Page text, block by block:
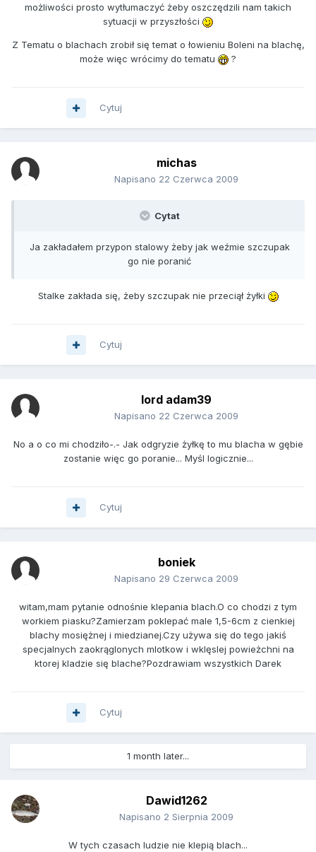
możliwości prosto wytłumaczyć żeby oszczędzili nam takich
sytuacji w przyszłości
Z Tematu o blachach zrobił się temat o łowieniu Boleni na blachę,
może więc wrócimy do tematu
?
Cytuj
michas
Napisano 22 Czerwca 2009
Cytat
Ja zakładałem przypon stalowy żeby jak weźmie szczupak
go nie poranić
Stalke zakłada się, żeby szczupak nie przeciął żyłki
Cytuj
lord adam39
Napisano 22 Czerwca 2009
No a o co mi chodziło-.- Jak odgryzie żyłkę to mu blacha w gębie
zostanie więc go poranie... Myśl logicznie...
Cytuj
boniek
Napisano 29 Czerwca 2009
witam,mam pytanie odnośnie klepania blach.O co chodzi z tym
workiem piasku?Zamierzam poklepać male 1,5-6cm z cienkiej
blachy mosiężnej i miedzianej.Czy używa się do tego jakiś
specjalnych zaokrąglonych mlotkow i wklęslej powieżchni na
ktorej kladzie się blache?Pozdrawiam wszystkich Darek
Cytuj
1 month later...
Dawid1262
Napisano 2 Sierpnia 2009
W tych czasach ludzie nie klepią blach...